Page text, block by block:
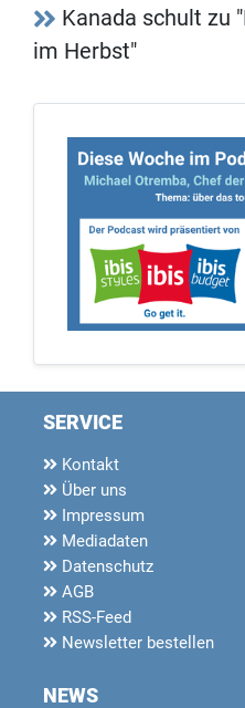
Kanada schult zu
im Herbst"
SERVICE
Kontakt
Über uns
Impressum
Mediadaten
Datenschutz
AGB
RSS-Feed
Newsletter bestellen
NEWS